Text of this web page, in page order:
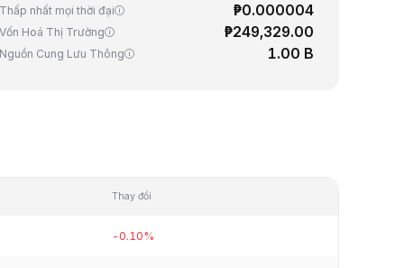
Thấp nhất mọi thời đại ₱0.000004
Vốn Hoá Thị Trường ₱249,329.00
Nguồn Cung Lưu Thông 1.00 B
Thay đổi
-0.10%